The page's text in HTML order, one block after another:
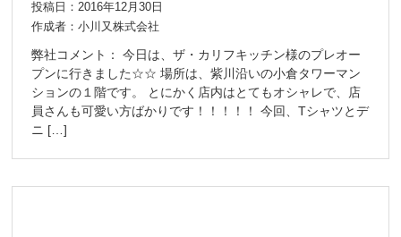
投稿日：2016年12月30日
作成者：小川又株式会社
弊社コメント： 今日は、ザ・カリフキッチン様のプレオー
プンに行きました☆☆ 場所は、紫川沿いの小倉タワーマン
ションの１階です。 とにかく店内はとてもオシャレで、店
員さんも可愛い方ばかりです！！！！！ 今回、Tシャツとデ
ニ […]